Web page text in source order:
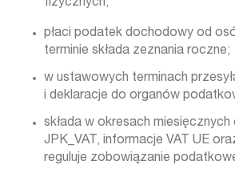
fizycznych;
płaci podatek dochodowy od
terminie składa zeznania roczne;
w ustawowych terminach
i deklaracje do organów
składa w okresach miesięcznych
JPK_VAT, informacje VAT UE
reguluje zobowiązanie